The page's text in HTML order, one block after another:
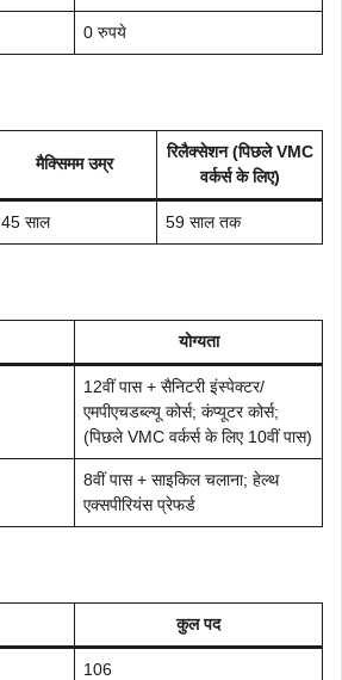
0 रुपये
मैक्सिमम उम्र
रिलैक्सेशन (पिछले VMC
वर्कर्स के लिए)
45 साल 59 साल तक
योग्यता
12वीं पास + सैनिटरी इंस्पेक्टर/
एमपीएचडब्ल्यू कोर्स; कंप्यूटर कोर्स;
(पिछले VMC वर्कर्स के लिए 10वीं पास)
8वीं पास + साइकिल चलाना; हेल्थ
एक्सपीरियंस प्रेफर्ड
कुल पद
106